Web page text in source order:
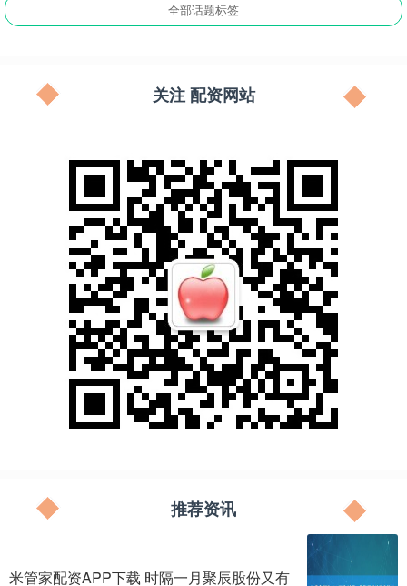
全部话题标签
关注 配资网站
推荐资讯
米管家配资APP下载 时隔一月聚辰股份又有